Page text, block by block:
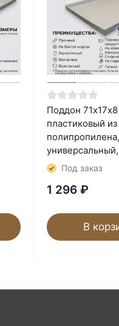
Поддон
пластиковый из
полипропилена,
Под заказ
1 296 ₽
В